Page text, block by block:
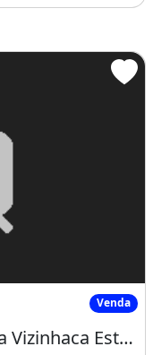
Vizinhaca Estrada
Venda
Loteamento Moradas da Boa Vizinhaca Estrada Velha do Icarai